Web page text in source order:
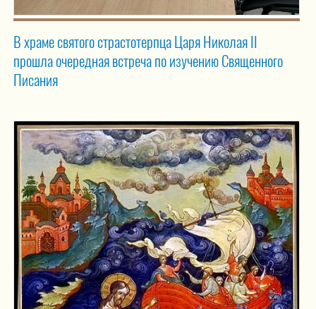
В храме святого страстотерпца Царя Николая II
прошла очередная встреча по изучению Священного
Писания